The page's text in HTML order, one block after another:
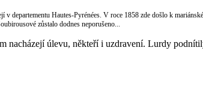
departementu Hautes-Pyrénées. V roce 1858 zde došlo k
zůstalo dodnes neporušeno...
nacházejí úlevu, někteří i uzdravení. Lurdy